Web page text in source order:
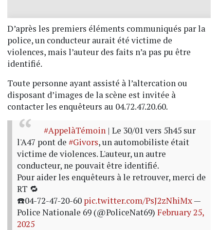
D’après les premiers éléments communiqués par la
police, un conducteur aurait été victime de
violences, mais l’auteur des faits n’a pas pu être
identifié.
Toute personne ayant assisté à l’altercation ou
disposant d’images de la scène est invitée à
contacter les enquêteurs au 04.72.47.20.60.
#AppelàTémoin| Le 30/01 vers 5h45 sur
l'A47 pont de #Givors, un automobiliste était
victime de violences. L'auteur, un autre
conducteur, ne pouvait être identifié.
Pour aider les enquêteurs à le retrouver, merci de
RT 🔁
☎️04-72-47-20-60 pic.twitter.com/PsJ2zNhiMx—
Police Nationale 69 (@PoliceNat69) February 25,
2025